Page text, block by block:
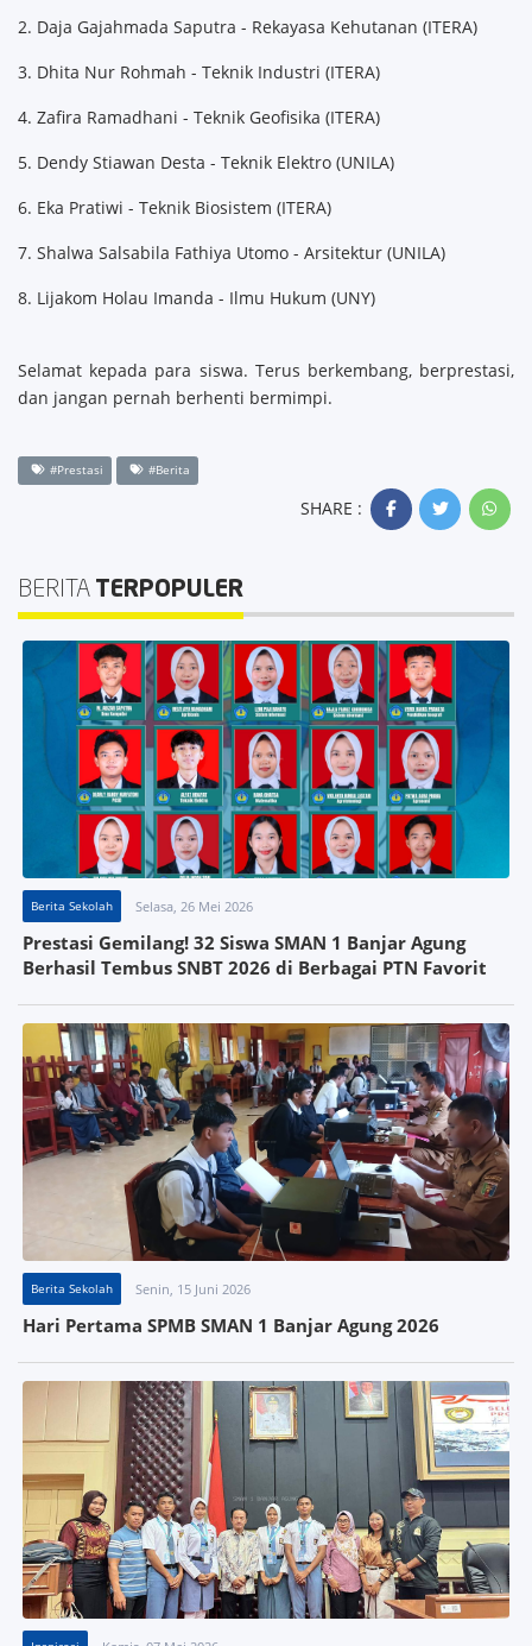
2. Daja Gajahmada Saputra - Rekayasa Kehutanan (ITERA)
3. Dhita Nur Rohmah - Teknik Industri (ITERA)
4. Zafira Ramadhani - Teknik Geofisika (ITERA)
5. Dendy Stiawan Desta - Teknik Elektro (UNILA)
6. Eka Pratiwi - Teknik Biosistem (ITERA)
7. Shalwa Salsabila Fathiya Utomo - Arsitektur (UNILA)
8. Lijakom Holau Imanda - Ilmu Hukum (UNY)
Selamat kepada para siswa. Terus berkembang, berprestasi,
dan jangan pernah berhenti bermimpi.
#Prestasi #Berita
SHARE :
BERITA TERPOPULER
Berita Sekolah Selasa, 26 Mei 2026
Prestasi Gemilang! 32 Siswa SMAN 1 Banjar Agung
Berhasil Tembus SNBT 2026 di Berbagai PTN Favorit
Berita Sekolah Senin, 15 Juni 2026
Hari Pertama SPMB SMAN 1 Banjar Agung 2026